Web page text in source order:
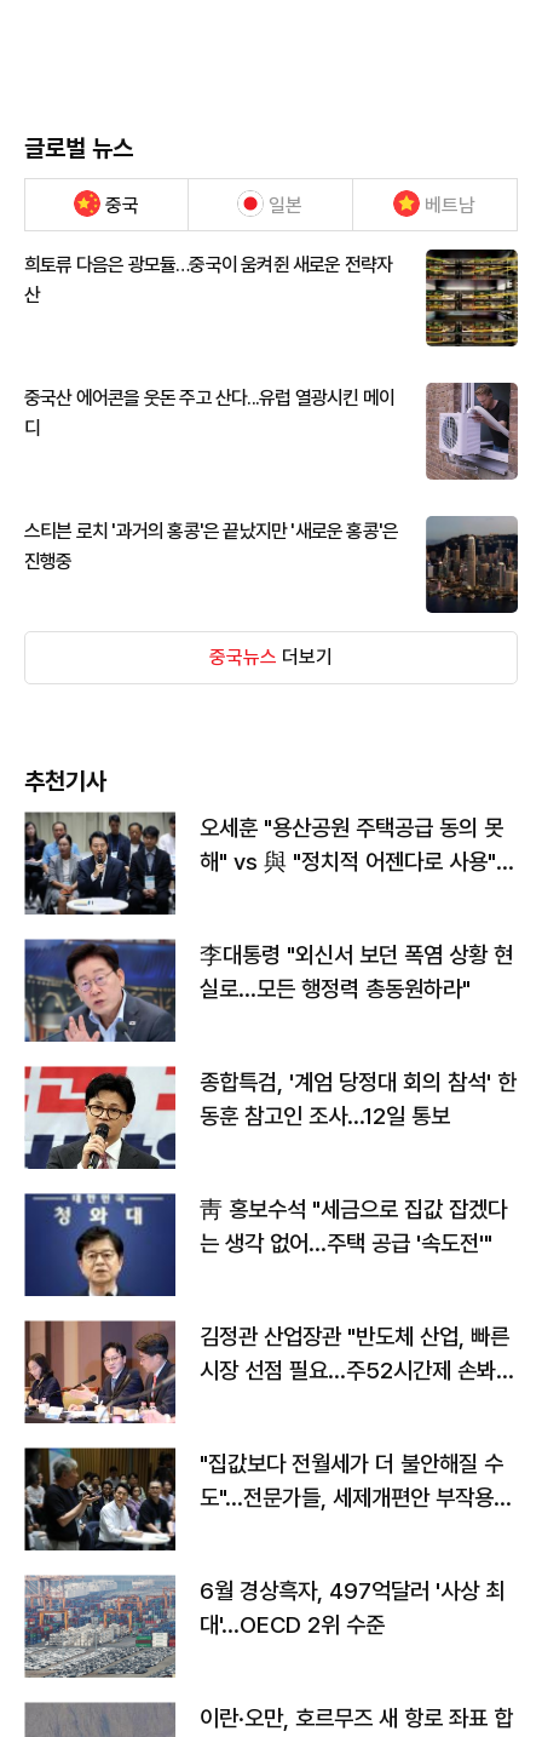
글로벌 뉴스
중국 일본 베트남
희토류 다음은 광모듈…중국이 움켜쥔 새로운 전략자
산
중국산 에어콘을 웃돈 주고 산다...유럽 열광시킨 메이
디
스티븐 로치 '과거의 홍콩'은 끝났지만 '새로운 홍콩'은
진행중
중국뉴스 더보기
추천기사
오세훈 "용산공원 주택공급 동의 못
해" vs 與 "정치적 어젠다로 사용"
李대통령 "외신서 보던 폭염 상황 현
실로…모든 행정력 총동원하라"
종합특검, '계엄 당정대 회의 참석' 한
동훈 참고인 조사...12일 통보
靑 홍보수석 "세금으로 집값 잡겠다
는 생각 없어…주택 공급 '속도전'"
김정관 산업장관 "반도체 산업, 빠른
시장 선점 필요…주52시간제 손봐
"집값보다 전월세가 더 불안해질 수
도"…전문가들, 세제개편안 부작용
6월 경상흑자, 497억달러 '사상 최
대'…OECD 2위 수준
이란·오만, 호르무즈 새 항로 좌표 합